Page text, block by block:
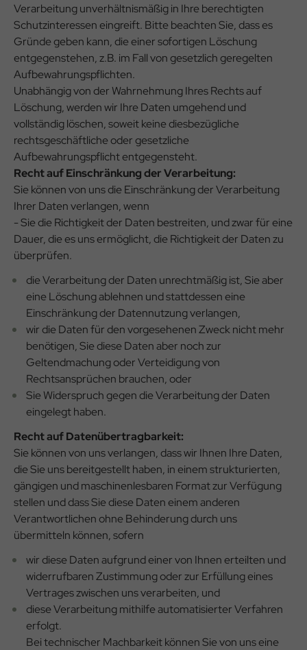
Verarbeitung unverhältnismäßig in Ihre berechtigten
Schutzinteressen eingreift. Bitte beachten Sie, dass es
Gründe geben kann, die einer sofortigen Löschung
entgegenstehen, z.B. im Fall von gesetzlich geregelten
Aufbewahrungspflichten.
Unabhängig von der Wahrnehmung Ihres Rechts auf
Löschung, werden wir Ihre Daten umgehend und
vollständig löschen, soweit keine diesbezügliche
rechtsgeschäftliche oder gesetzliche
Aufbewahrungspflicht entgegensteht.
Recht auf Einschränkung der Verarbeitung:
Sie können von uns die Einschränkung der Verarbeitung
Ihrer Daten verlangen, wenn
- Sie die Richtigkeit der Daten bestreiten, und zwar für eine
Dauer, die es uns ermöglicht, die Richtigkeit der Daten zu
überprüfen.
die Verarbeitung der Daten unrechtmäßig ist, Sie aber
eine Löschung ablehnen und stattdessen eine
Einschränkung der Datennutzung verlangen,
wir die Daten für den vorgesehenen Zweck nicht mehr
benötigen, Sie diese Daten aber noch zur
Geltendmachung oder Verteidigung von
Rechtsansprüchen brauchen, oder
Sie Widerspruch gegen die Verarbeitung der Daten
eingelegt haben.
Recht auf Datenübertragbarkeit:
Sie können von uns verlangen, dass wir Ihnen Ihre Daten,
die Sie uns bereitgestellt haben, in einem strukturierten,
gängigen und maschinenlesbaren Format zur Verfügung
stellen und dass Sie diese Daten einem anderen
Verantwortlichen ohne Behinderung durch uns
übermitteln können, sofern
wir diese Daten aufgrund einer von Ihnen erteilten und
widerrufbaren Zustimmung oder zur Erfüllung eines
Vertrages zwischen uns verarbeiten, und
diese Verarbeitung mithilfe automatisierter Verfahren
erfolgt.
Bei technischer Machbarkeit können Sie von uns eine